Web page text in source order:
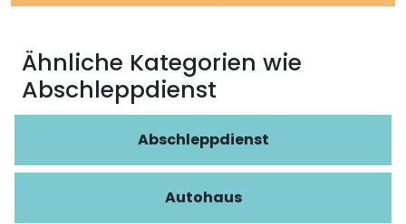
Ähnliche Kategorien wie
Abschleppdienst
Abschleppdienst
Autohaus